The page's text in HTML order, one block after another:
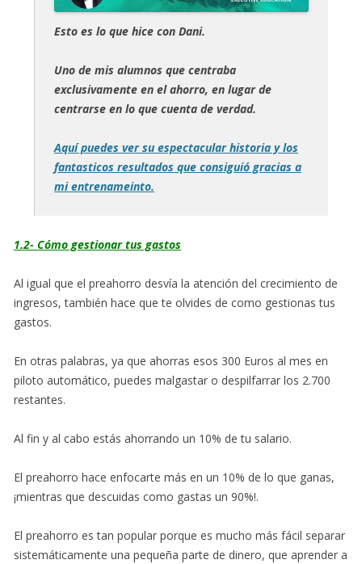
Esto es lo que hice con Dani.
Uno de mis alumnos que centraba
exclusivamente en el ahorro, en lugar de
centrarse en lo que cuenta de verdad.
Aquí puedes ver su espectacular historia y los
fantasticos resultados que consiguió gracias a
mi entrenameinto.
1.2- Cómo gestionar tus gastos
Al igual que el preahorro desvía la atención del crecimiento de
ingresos, también hace que te olvides de como gestionas tus
gastos.
En otras palabras, ya que ahorras esos 300 Euros al mes en
piloto automático, puedes malgastar o despilfarrar los 2.700
restantes.
Al fin y al cabo estás ahorrando un 10% de tu salario.
El preahorro hace enfocarte más en un 10% de lo que ganas,
¡mientras que descuidas como gastas un 90%!.
El preahorro es tan popular porque es mucho más fácil separar
sistemáticamente una pequeña parte de dinero, que aprender a